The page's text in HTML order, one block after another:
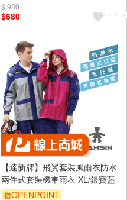
$ 980
$680
【達新牌】飛翼套裝風雨衣防水
兩件式套裝機車雨衣 XL/銀寶藍
贈OPENPOINT